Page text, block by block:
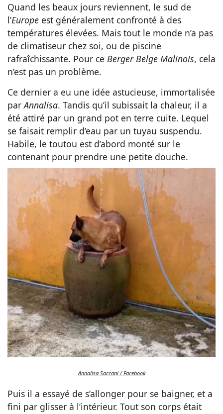
Quand les beaux jours reviennent, le sud de
l’Europe est généralement confronté à des
températures élevées. Mais tout le monde n’a pas
de climatiseur chez soi, ou de piscine
rafraîchissante. Pour ce Berger Belge Malinois, cela
n’est pas un problème.
Ce dernier a eu une idée astucieuse, immortalisée
parAnnalisa. Tandis qu’il subissait la chaleur, il a
été attiré par un grand pot en terre cuite. Lequel
se faisait remplir d’eau par un tuyau suspendu.
Habile, le toutou est d’abord monté sur le
contenant pour prendre une petite douche.
Annalisa Saccani / Facebook
Puis il a essayé de s’allonger pour se baigner, et a
fini par glisser à l’intérieur. Tout son corps était